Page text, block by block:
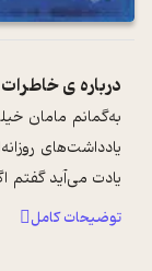
درباره ی
به‌گمانم مامان
یادداشت‌های
یادت می‌آید گفتم
«دفترچه ... ...
توضیحات کامل